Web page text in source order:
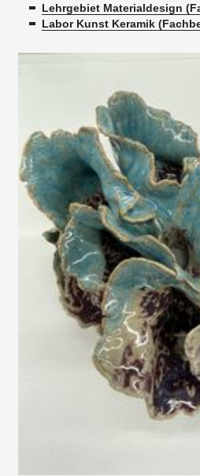
Lehrgebiet Materialdesign
Labor Kunst Keramik